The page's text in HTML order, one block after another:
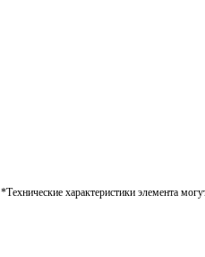
*Технические характеристики элемента